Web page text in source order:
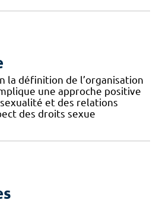
la définition de l’organisation
une approche positive
et des relations
des droits sexue